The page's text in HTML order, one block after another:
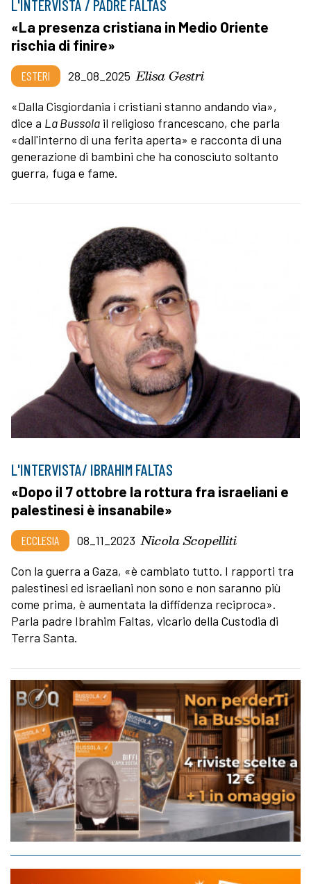
L'INTERVISTA / PADRE FALTAS
«La presenza cristiana in Medio Oriente
rischia di finire»
ESTERI 28_08_2025 Elisa Gestri
«Dalla Cisgiordania i cristiani stanno andando via»,
dice a La Bussola il religioso francescano, che parla
«dall'interno di una ferita aperta» e racconta di una
generazione di bambini che ha conosciuto soltanto
guerra, fuga e fame.
L'INTERVISTA/ IBRAHIM FALTAS
«Dopo il 7 ottobre la rottura fra israeliani e
palestinesi è insanabile»
ECCLESIA 08_11_2023 Nicola Scopelliti
Con la guerra a Gaza, «è cambiato tutto. I rapporti tra
palestinesi ed israeliani non sono e non saranno più
come prima, è aumentata la diffidenza reciproca».
Parla padre Ibrahim Faltas, vicario della Custodia di
Terra Santa.